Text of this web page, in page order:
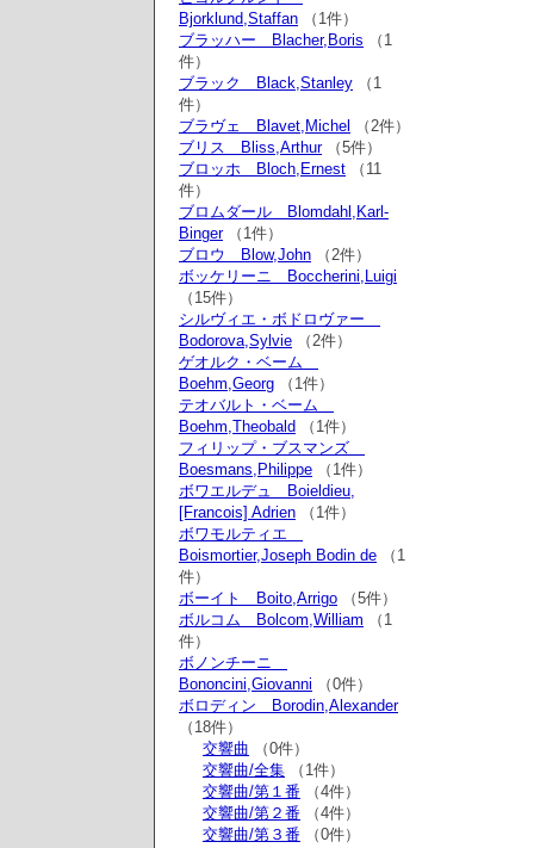
Bjorklund,Staffan （1件）
ブラッハー Blacher,Boris （1
件）
ブラック Black,Stanley （1
件）
ブラヴェ Blavet,Michel
（2件）
ブリス Bliss,Arthur（5件）
ブロッホ Bloch,Ernest （11
件）
ブロムダール Blomdahl,Karl-
Binger（1件）
ブロウ Blow,John （2件）
ボッケリーニ Boccherini,Luigi
（15件）
シルヴィエ・ボドロヴァー
Bodorova,Sylvie （2件）
ゲオルク・ベーム
Boehm,Georg （1件）
テオバルト・ベーム
Boehm,Theobald （1件）
フィリップ・ブスマンズ
Boesmans,Philippe （1件）
ボワエルデュ Boieldieu,
[Francois] Adrien （1件）
ボワモルティエ
Boismortier,Joseph Bodin de （1
件）
ボーイト Boito,Arrigo （5件）
ボルコム Bolcom,William （1
件）
ボノンチーニ
Bononcini,Giovanni （0件）
ボロディン Borodin,Alexander
（18件）
交響曲 （0件）
交響曲/全集 （1件）
交響曲/第１番 （4件）
交響曲/第２番 （4件）
交響曲/第３番 （0件）